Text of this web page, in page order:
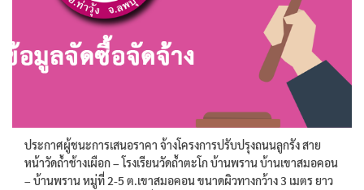
ประกาศผู้ชนะการเสนอราคา จ้างโครงการปรับปรุงถนนลูกรัง สาย
หน้าวัดถ้ำช้างเผือก – โรงเรียนวัดถ้ำตะโก บ้านพราน บ้านเขาสมอคอน
– บ้านพราน หมู่ที่ 2-5 ต.เขาสมอคอน ขนาดผิวทางกว้าง 3 เมตร ยาว